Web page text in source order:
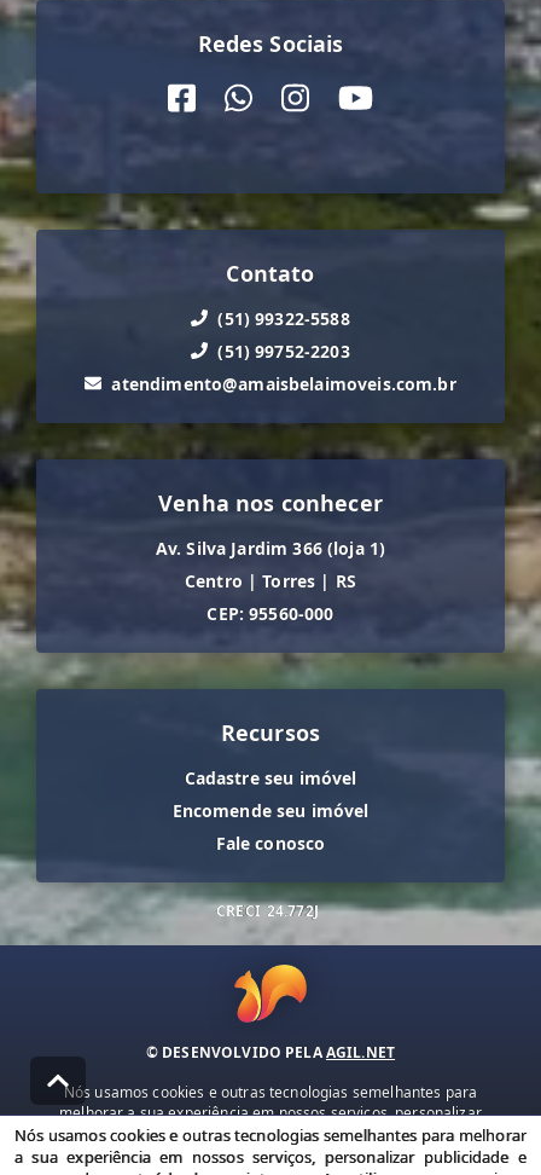
Redes Sociais
Contato
(51) 99322-5588
(51) 99752-2203
atendimento@amaisbelaimoveis.com.br
Venha nos conhecer
Av. Silva Jardim 366 (loja 1)
Centro | Torres | RS
CEP: 95560-000
Recursos
Cadastre seu imóvel
Encomende seu imóvel
Fale conosco
CRECI 24.772J
© DESENVOLVIDO PELAAGIL.NET
Nós usamos cookies e outras tecnologias semelhantes para
melhorar a sua experiência em nossos serviços, personalizar
publicidade e recomendar conteúdo de seu interesse. Ao utilizar
nossos serviços, você concorda com nossa política de privacidade e
Nós usamos cookies e outras tecnologias semelhantes para melhorar
a sua experiência em nossos serviços, personalizar publicidade e